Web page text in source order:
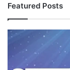
Featured Posts
जानिए
का
राशिफल,